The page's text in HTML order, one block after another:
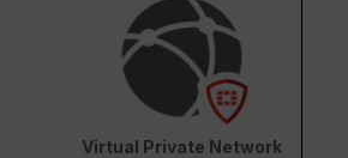
Virtual Private Network